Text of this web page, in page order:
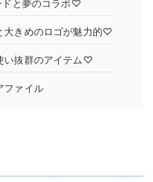
ドと夢のコラボ♡
大きめのロゴが魅力的♡
い抜群のアイテム♡
ファイル